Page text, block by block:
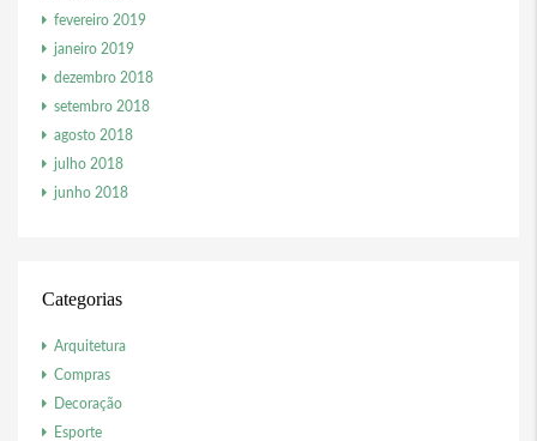
fevereiro 2019
janeiro 2019
dezembro 2018
setembro 2018
agosto 2018
julho 2018
junho 2018
Categorias
Arquitetura
Compras
Decoração
Esporte